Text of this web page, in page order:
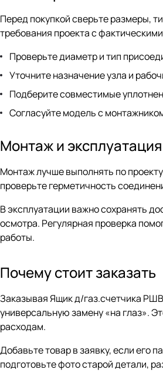
Перед покупкой сверьте размеры,
требования проекта с
Проверьте диаметр и тип
Уточните назначение узла и
Подберите совместимые
Согласуйте модель с
Монтаж и эксплуатация
Монтаж лучше выполнять по
проверьте герметичность
В эксплуатации важно сохранять
осмотра. Регулярная проверка
работы.
Почему стоит заказать
Заказывая Ящик д/газ.счетчика
универсальную замену «на глаз».
расходам.
Добавьте товар в заявку, если
подготовьте фото старой детали,